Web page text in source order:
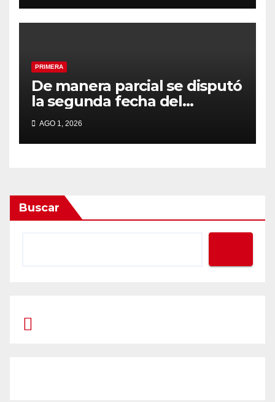
PRIMERA
De manera parcial se disputó
la segunda fecha del
Clausura
AGO 1, 2026
Buscar
Prompt Generator